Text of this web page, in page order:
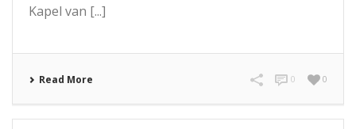
Kapel van [...]
Read More 0
0